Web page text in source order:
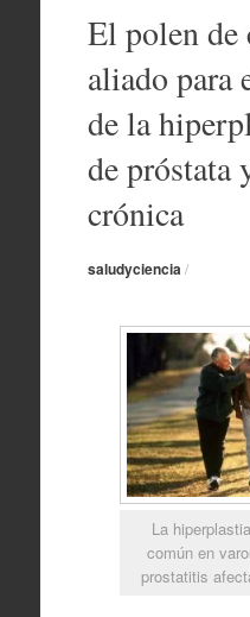
contenidoEl polen de
aliado para
de la
de próstata
crónica
saludyciencia /
La
común en
prostatitis